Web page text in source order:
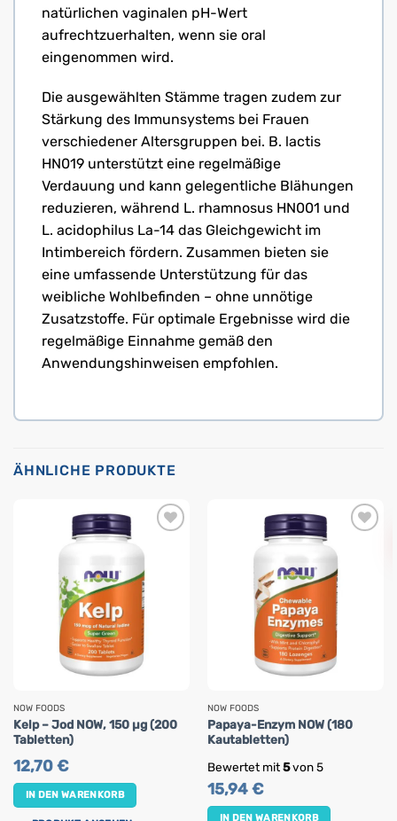
natürlichen vaginalen pH-Wert
aufrechtzuerhalten, wenn sie oral
eingenommen wird.
Die ausgewählten Stämme tragen zudem zur
Stärkung des Immunsystems bei Frauen
verschiedener Altersgruppen bei. B. lactis
HN019 unterstützt eine regelmäßige
Verdauung und kann gelegentliche Blähungen
reduzieren, während L. rhamnosus HN001 und
L. acidophilus La-14 das Gleichgewicht im
Intimbereich fördern. Zusammen bieten sie
eine umfassende Unterstützung für das
weibliche Wohlbefinden – ohne unnötige
Zusatzstoffe. Für optimale Ergebnisse wird die
regelmäßige Einnahme gemäß den
Anwendungshinweisen empfohlen.
ÄHNLICHE PRODUKTE
NOW FOODS
Kelp – Jod NOW, 150 µg (200
Tabletten)
12,70€
IN DEN WARENKORB
NOW FOODS
Papaya-Enzym NOW (180
Kautabletten)
Bewertet mit5von 5
15,94€
IN DEN WARENKORB